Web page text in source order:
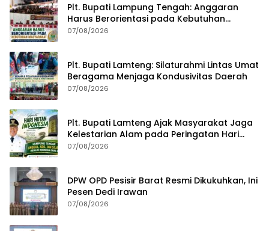
Plt. Bupati Lampung Tengah: Anggaran
Harus Berorientasi pada Kebutuhan
Masyarakat
07/08/2026
Plt. Bupati Lamteng: Silaturahmi Lintas Umat
Beragama Menjaga Kondusivitas Daerah
07/08/2026
Plt. Bupati Lamteng Ajak Masyarakat Jaga
Kelestarian Alam pada Peringatan Hari
Hutan Indonesia 2026
07/08/2026
DPW OPD Pesisir Barat Resmi Dikukuhkan, Ini
Pesen Dedi Irawan
07/08/2026